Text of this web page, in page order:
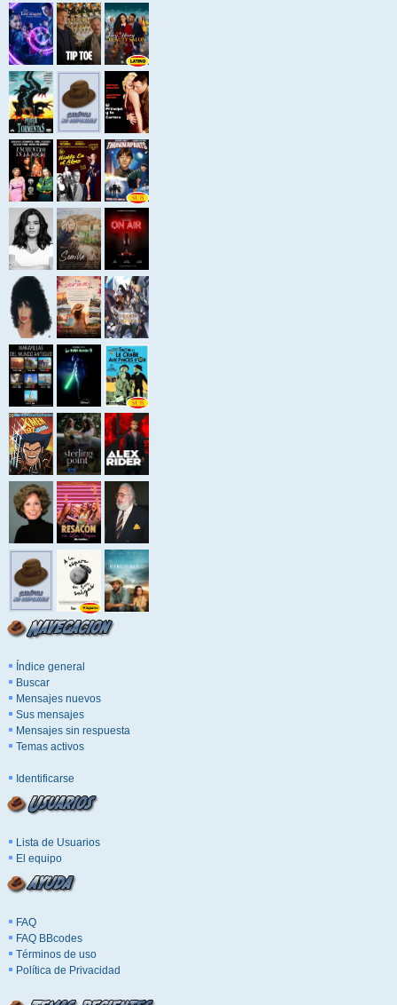
Índice general
Buscar
Mensajes nuevos
Sus mensajes
Mensajes sin respuesta
Temas activos
Identificarse
Lista de Usuarios
El equipo
FAQ
FAQ BBcodes
Términos de uso
Política de Privacidad